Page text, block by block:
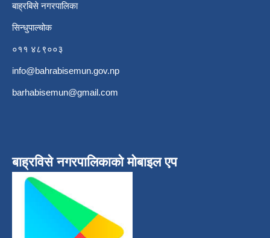
बाह्रबिसे नगरपालिका
सिन्धुपाल्चोक
०११ ४८९००३
info@bahrabisemun.gov.np
barhabisemun@gmail.com
बाह्रविसे नगरपालिकाकाे माेबाइल एप